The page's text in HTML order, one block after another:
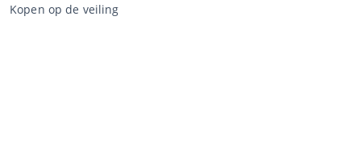
Kopen op de veiling